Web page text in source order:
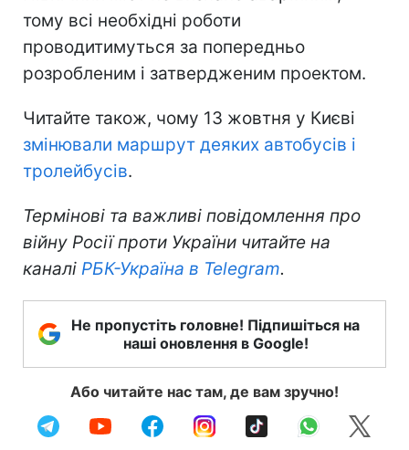
тому всі необхідні роботи
проводитимуться за попередньо
розробленим і затвердженим проектом.
Читайте також, чому 13 жовтня у Києві
змінювали маршрут деяких автобусів і
тролейбусів.
Термінові та важливі повідомлення про
війну Росії проти України читайте на
каналі РБК-Україна в Telegram.
Не пропустіть головне! Підпишіться на
наші оновлення в Google!
Або читайте нас там, де вам зручно!